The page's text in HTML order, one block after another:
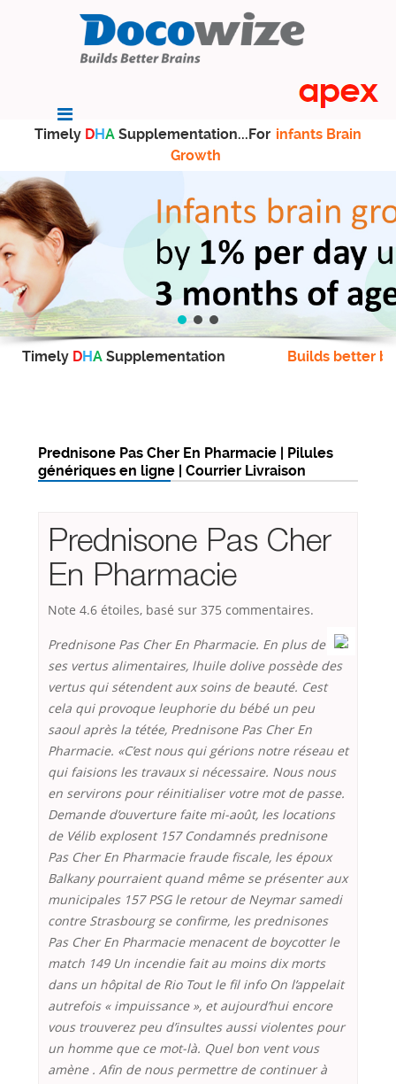
Timely DHA Supplementation...For infants Brain
Growth
Timely DHA Supplementation Builds better
Prednisone Pas Cher En Pharmacie | Pilules
génériques en ligne | Courrier Livraison
Prednisone Pas Cher
En Pharmacie
Note 4.6 étoiles, basé sur 375 commentaires.
Prednisone Pas Cher En Pharmacie. En plus de
ses vertus alimentaires, lhuile dolive possède des
vertus qui sétendent aux soins de beauté. Cest
cela qui provoque leuphorie du bébé un peu
saoul après la tétée, Prednisone Pas Cher En
Pharmacie. «C’est nous qui gérions notre réseau et
qui faisions les travaux si nécessaire. Nous nous
en servirons pour réinitialiser votre mot de passe.
Demande d’ouverture faite mi-août, les locations
de Vélib explosent 157 Condamnés prednisone
Pas Cher En Pharmacie fraude fiscale, les époux
Balkany pourraient quand même se présenter aux
municipales 157 PSG le retour de Neymar samedi
contre Strasbourg se confirme, les prednisones
Pas Cher En Pharmacie menacent de boycotter le
match 149 Un incendie fait au moins dix morts
dans un hôpital de Rio Tout le fil info On l’appelait
autrefois « impuissance », et aujourd’hui encore
vous trouverez peu d’insultes aussi violentes pour
un homme que ce mot-là. Quel bon vent vous
amène . Afin de nous permettre de continuer à